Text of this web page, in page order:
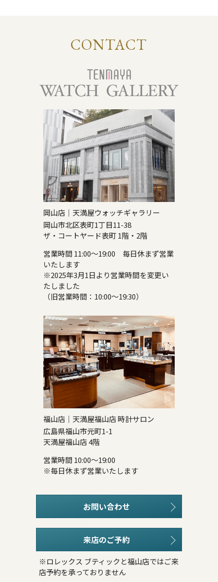
CONTACT
岡山店｜天満屋ウォッチギャラリー
岡山市北区表町1丁目11-38
ザ・コートヤード表町 1階・2階
営業時間 11:00～19:00 毎日休まず営業
いたします
※2025年3月1日より営業時間を変更い
たしました
（旧営業時間：10:00～19:30）
福山店｜天満屋福山店 時計サロン
広島県福山市元町1-1
天満屋福山店 4階
営業時間 10:00～19:00
※毎日休まず営業いたします
お問い合わせ
来店のご予約
※ロレックス ブティックと福山店ではご来
店予約を承っておりません